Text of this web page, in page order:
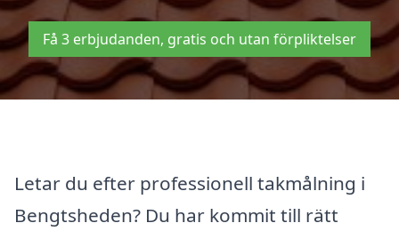
Få 3 erbjudanden, gratis och utan förpliktelser
Letar du efter professionell takmålning i
Bengtsheden? Du har kommit till rätt